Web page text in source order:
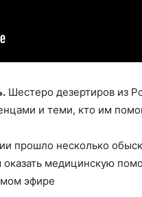
Шестеро дезертиров из
и теми, кто им
прошло несколько
медицинскую
эфире